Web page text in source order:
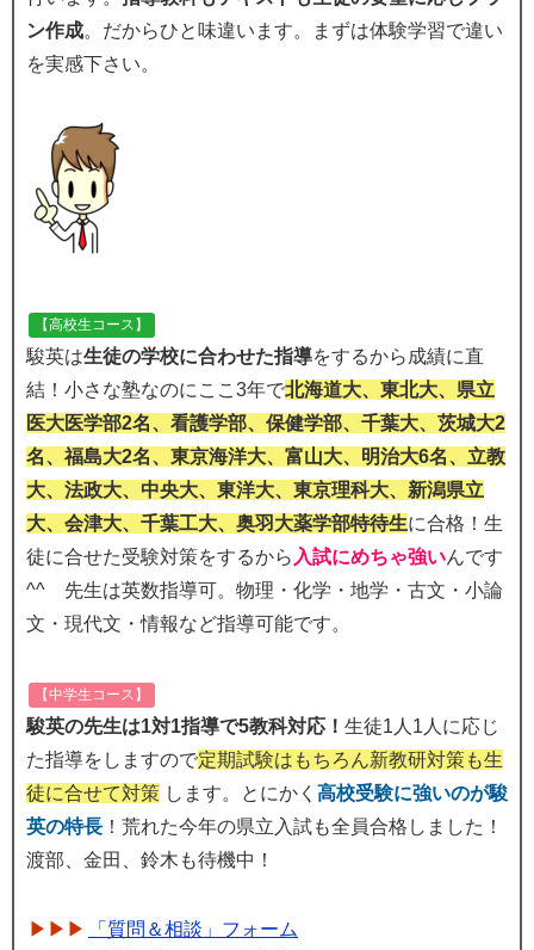
ン作成。だからひと味違います。まずは体験学習で違い
を実感下さい。
【高校生コース】
駿英は生徒の学校に合わせた指導をするから成績に直
結！小さな塾なのにここ3年で北海道大、東北大、県立
医大医学部2名、看護学部、保健学部、千葉大、茨城大2
名、福島大2名、東京海洋大、富山大、明治大6名、立教
大、法政大、中央大、東洋大、東京理科大、新潟県立
大、会津大、千葉工大、奥羽大薬学部特待生に合格！生
徒に合せた受験対策をするから 入試にめちゃ強いんです
^^ 先生は英数指導可。物理・化学・地学・古文・小論
文・現代文・情報など指導可能です。
【中学生コース】
駿英の先生は1対1指導で5教科対応！ 生徒1人1人に応じ
た指導をしますので定期試験はもちろん新教研対策も生
徒に合せて対策 します。とにかく 高校受験に強いのが駿
英の特長 ！荒れた今年の県立入試も全員合格しました！
渡部、金田、鈴木も待機中！
「質問＆相談」フォーム